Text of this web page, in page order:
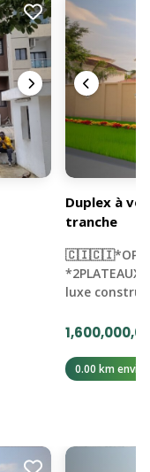
Duplex à
tranche
*2PLATEAUX
luxe
0.00 km